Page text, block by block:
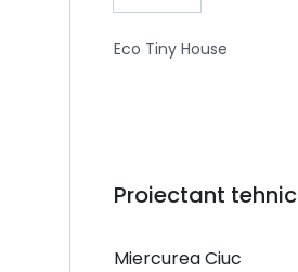
Eco Tiny House
Proiectant tehnic
Miercurea Ciuc